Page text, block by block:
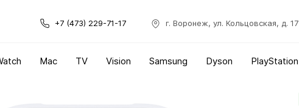
+7 (473) 229-71-17 г. Воронеж, ул. Кольцовская, д. 17
Mac TV Vision Samsung Dyson PlayStation